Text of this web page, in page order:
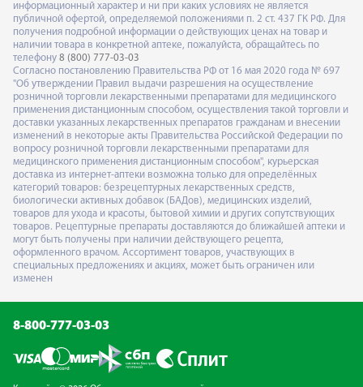
информационный характер и ни при каких условиях не является
публичной офертой, определяемой положениями п. 2 ст. 437 ГК РФ. Для
получения подробной информации о действующих ценах на товар и
наличии товара в конкретной аптеке, пожалуйста, обращайтесь по
телефону 8 (800) 777-03-03
Согласно постановлению Правительства РФ от 16 мая 2020 года № 697
"Об утверждении Правил выдачи разрешения на осуществление
розничной торговли лекарственными препаратами для медицинского
применения дистанционным способом, осуществления такой торговли и
доставки указанных лекарственных препаратов гражданам и внесении
изменений в некоторые акты Правительства Российской Федерации по
вопросу розничной торговли лекарственными препаратами для
медицинского применения дистанционным способом", курьерская
доставка из интернет-аптеки возможна только для определённых
категорий товаров: безрецептурных лекарственных средств,
биологически активных добавок (БАДов), медицинских изделий,
товаров для ухода и красоты, бытовой химии и других сопутствующих
товаров. Рецептурные препараты доставляются до ближайшей аптеки и
могут быть получены при наличии действующего рецепта,
оформленного врачом. Ассортимент товаров, участвующих в
специальных предложениях и акциях, может быть ограничен или
изменен
8-800-777-03-03